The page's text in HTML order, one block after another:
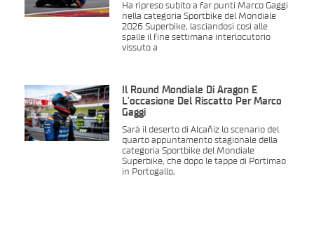
Ha ripreso subito a far punti Marco Gaggi
nella categoria Sportbike del Mondiale
2026 Superbike, lasciandosi così alle
spalle il fine settimana interlocutorio
vissuto a
Il Round Mondiale Di Aragon È
L’occasione Del Riscatto Per Marco
Gaggi
Sarà il deserto di Alcañiz lo scenario del
quarto appuntamento stagionale della
categoria Sportbike del Mondiale
Superbike, che dopo le tappe di Portimao
in Portogallo,